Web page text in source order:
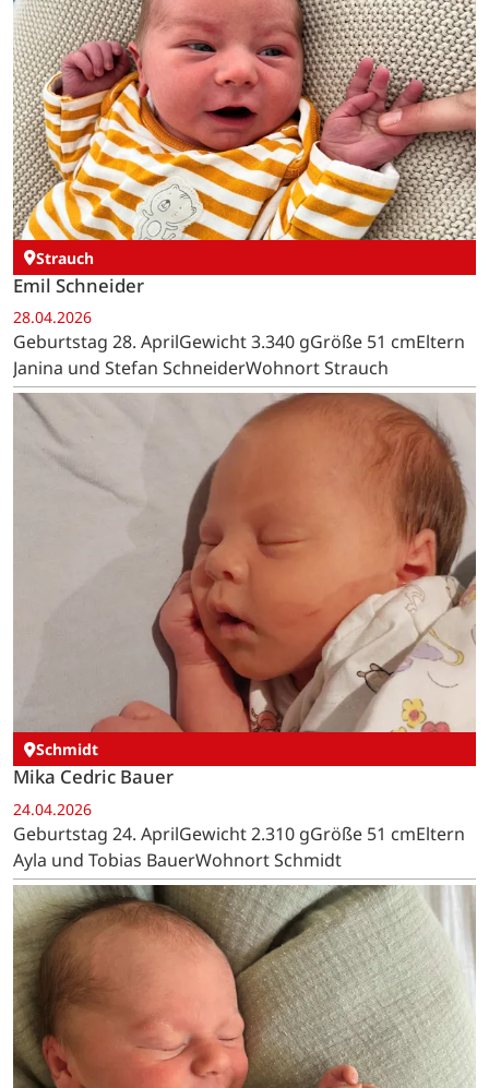
Strauch
Emil Schneider
28.04.2026
Geburtstag 28. AprilGewicht 3.340 gGröße 51 cmEltern
Janina und Stefan SchneiderWohnort Strauch
Schmidt
Mika Cedric Bauer
24.04.2026
Geburtstag 24. AprilGewicht 2.310 gGröße 51 cmEltern
Ayla und Tobias BauerWohnort Schmidt